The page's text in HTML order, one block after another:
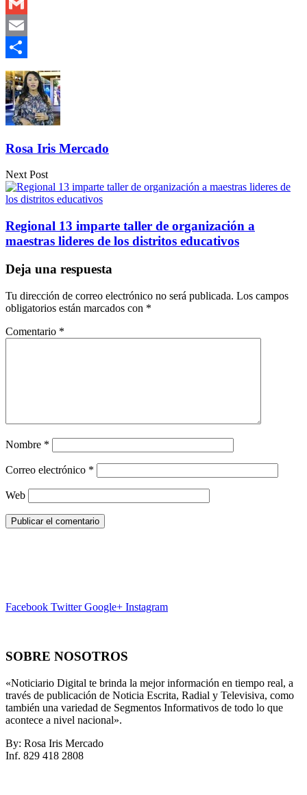
Outlook.com
Gmail
Email
Compartir
Rosa Iris Mercado
Next Post
Regional 13 imparte taller de organización a
maestras lideres de los distritos educativos
Deja una respuesta
Tu dirección de correo electrónico no será publicada. Los campos
obligatorios están marcados con *
Comentario *
Nombre *
Correo electrónico *
Web
Facebook Twitter Google+ Instagram
SOBRE NOSOTROS
«Noticiario Digital te brinda la mejor información en tiempo real, a
través de publicación de Noticia Escrita, Radial y Televisiva, como
también una variedad de Segmentos Informativos de todo lo que
acontece a nivel nacional».
By: Rosa Iris Mercado
Inf. 829 418 2808